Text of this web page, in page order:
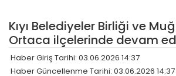
Kıyı Belediyeler Birliği ve
Ortaca ilçelerinde devam
Haber Giriş Tarihi: 03.06.2026 14:37
Haber Güncellenme Tarihi: 03.06.2026 14:37